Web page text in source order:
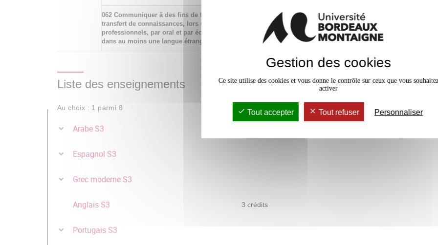
062 Communiquer à des fins de formation ou de
transfert de connaissances, lors d'échanges
professionnels, par oral et par écrit, en français et
dans au moins une langue étrangère
x
Liste des enseignements
Au choix : 1 parmi 8
Arabe S3
Espagnol S3
Grec moderne S3
Anglais S3 3 crédits
Portugais S3
Gestion des cookies
Ce site utilise des cookies et vous donne le contrôle sur ceux que vous
activer
Tout accepter Tout refuser Personnaliser